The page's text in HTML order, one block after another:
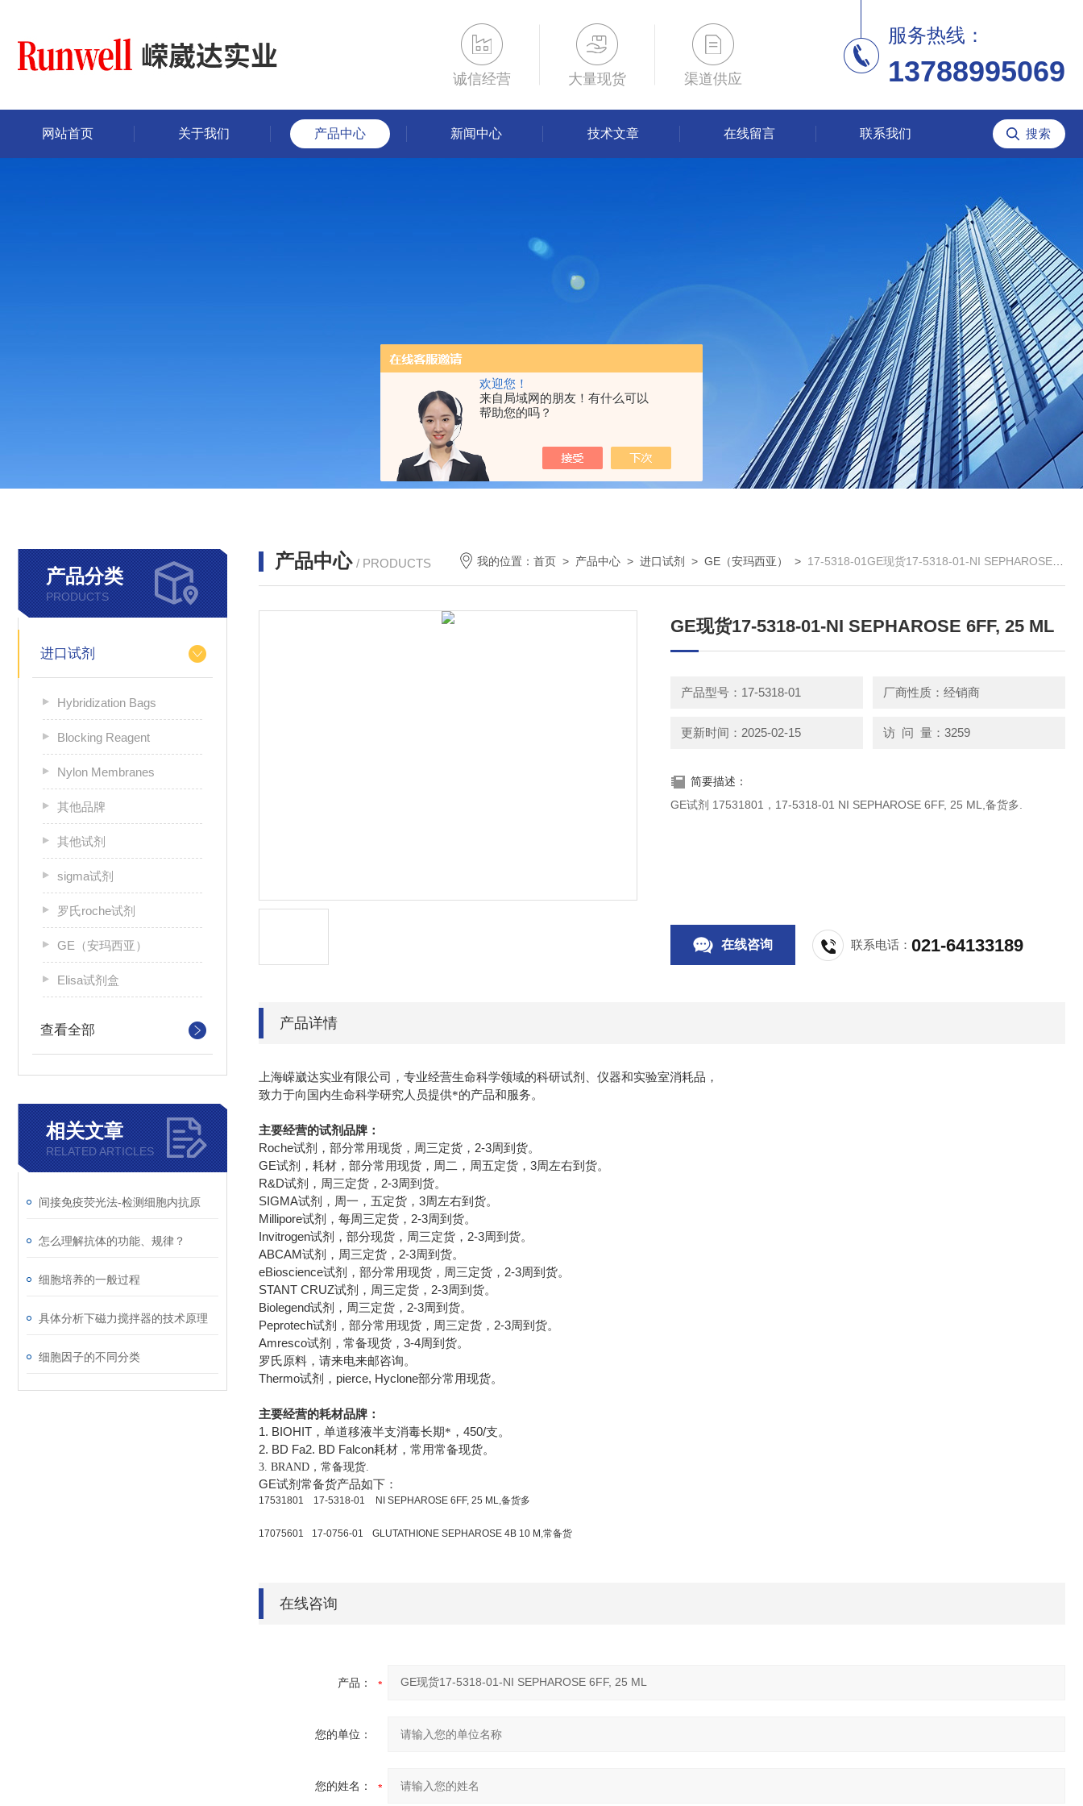
欢迎您！
来自局域网的朋友！有什么可以
帮助您的吗？
诚信经营 大量现货 渠道供应
服务热线：
13788995069
网站首页 关于我们 产品中心 新闻中心 技术文章 在线留言 联系我们
产品分类
PRODUCTS
进口试剂
Hybridization Bags
Blocking Reagent
Nylon Membranes
其他品牌
其他试剂
sigma试剂
罗氏roche试剂
GE（安玛西亚）
Elisa试剂盒
查看全部
相关文章
RELATED ARTICLES
间接免疫荧光法-检测细胞内抗原
怎么理解抗体的功能、规律？
细胞培养的一般过程
具体分析下磁力搅拌器的技术原理
细胞因子的不同分类
产品中心 / PRODUCTS 我的位置：首页 > 产品中心 >进口试剂 >GE（安玛西亚） > 17-5318-01GE现货17-5318-01-NI SEPHAROSE 6FF, 25 ML
GE现货17-5318-01-NI SEPHAROSE 6FF, 25 ML
产品型号：17-5318-01 厂商性质：经销商
更新时间：2025-02-15 访 问 量：3259
简要描述：
GE试剂 17531801，17-5318-01 NI SEPHAROSE 6FF, 25 ML,备货多.
在线咨询 联系电话：021-64133189
产品详情
上海嵘崴达实业有限公司，专业经营生命科学领域的科研试剂、仪器和实验室消耗品，
致力于向国内生命科学研究人员提供*的产品和服务。
主要经营的试剂品牌：
Roche试剂，部分常用现货，周三定货， 2-3周到货。
GE试剂，耗材，部分常用现货，周二，周五定货， 3周左右到货。
R&D试剂，周三定货， 2-3周到货。
SIGMA试剂，周一，五定货， 3周左右到货。
Millipore试剂，每周三定货， 2-3周到货。
Invitrogen试剂，部分现货，周三定货， 2-3周到货。
ABCAM试剂，周三定货， 2-3周到货。
eBioscience试剂，部分常用现货，周三定货， 2-3周到货。
STANT CRUZ试剂，周三定货， 2-3周到货。
Biolegend试剂，周三定货， 2-3周到货。
Peprotech试剂，部分常用现货，周三定货， 2-3周到货。
Amresco试剂，常备现货， 3-4周到货。
罗氏原料，请来电来邮咨询。
Thermo试剂， pierce, Hyclone部分常用现货。
主要经营的耗材品牌：
1. BIOHIT ，单道移液半支消毒长期*， 450/支。
2. BD Fa2. BD Falcon耗材，常用常备现货。
3. BRAND ，常备现货.
GE试剂常备货产品如下：
17531801 17-5318-01 NI SEPHAROSE 6FF, 25 ML,备货多
17075601 17-0756-01 GLUTATHIONE SEPHAROSE 4B 10 M,常备货
在线咨询
产品：
您的单位：
您的姓名：